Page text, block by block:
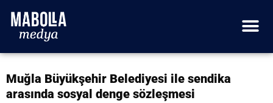
Muğla Büyükşehir Belediyesi ile sendika
arasında sosyal denge sözleşmesi